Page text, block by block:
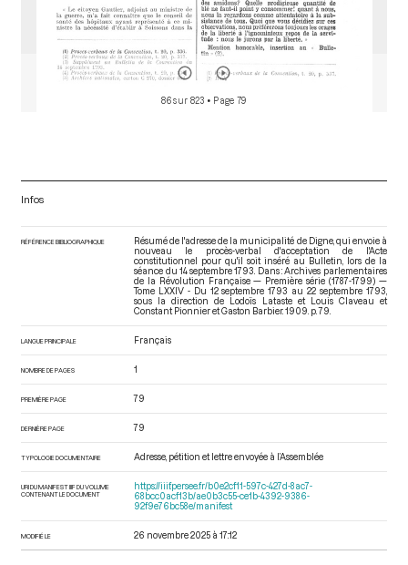
86 sur 823 • Page 79
Infos
RÉFÉRENCE BIBLIOGRAPHIQUE
Résumé de l'adresse de la municipalité de Digne, qui envoie à
nouveau le procès-verbal d'acceptation de l'Acte
constitutionnel pour qu'il soit inséré au Bulletin, lors de la
séance du 14 septembre 1793. Dans : Archives parlementaires
de la Révolution Française — Première série (1787-1799) —
Tome LXXIV - Du 12 septembre 1793 au 22 septembre 1793
sous la direction de Lodoïs Lataste et Louis Claveau et
Constant Pionnier et Gaston Barbier. 1909. p. 79.
LANGUE PRINCIPALE Français
NOMBRE DE PAGES 1
PREMIÈRE PAGE 79
DERNIÈRE PAGE 79
TYPOLOGIE DOCUMENTAIRE Adresse, pétition et lettre envoyée à l’Assemblée
URI DU MANIFEST IIIF DU VOLUME
CONTENANT LE DOCUMENT
https://iiif.persee.fr/b0e2cf11-597c-427d-8ac7-
68bcc0acf13b/ae0b3c55-ce1b-4392-9386-
92f9e76bc58e/manifest
MODIFIÉ LE 26 novembre 2025 à 17:12